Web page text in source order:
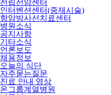
전립선암센터
인터벤션센터(중재시술)
항암방사선치료센터
병원소식
공지사항
기타소식
언론보도
채용정보
오늘의 식단
자주묻는질문
진료 안내 영상
온그룹계열병원